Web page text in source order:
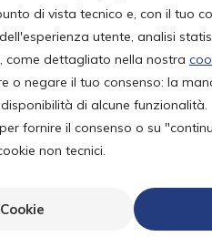
DA
di vista tecnico e, con il tuo
utente, analisi
come dettagliato nella nostra
o negare il tuo consenso: la
di alcune funzionalità.
fornire il consenso o su
non tecnici.